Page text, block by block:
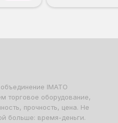
IMATO
торговое оборудование,
прочность, цена. Не
больше: время-деньги.